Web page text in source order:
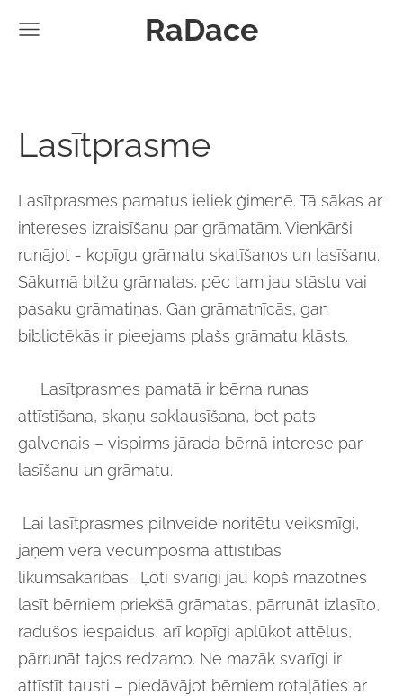
RaDace
Lasītprasme
Lasītprasmes pamatus ieliek ģimenē. Tā sākas ar
intereses izraisīšanu par grāmatām. Vienkārši
runājot - kopīgu grāmatu skatīšanos un lasīšanu.
Sākumā bilžu grāmatas, pēc tam jau stāstu vai
pasaku grāmatiņas. Gan grāmatnīcās, gan
bibliotēkās ir pieejams plašs grāmatu klāsts.
Lasītprasmes pamatā ir bērna runas
attīstīšana, skaņu saklausīšana, bet pats
galvenais – vispirms jārada bērnā interese par
lasīšanu un grāmatu.
Lai lasītprasmes pilnveide noritētu veiksmīgi,
jāņem vērā vecumposma attīstības
likumsakarības. Ļoti svarīgi jau kopš mazotnes
lasīt bērniem priekšā grāmatas, pārrunāt izlasīto,
radušos iespaidus, arī kopīgi aplūkot attēlus,
pārrunāt tajos redzamo. Ne mazāk svarīgi ir
attīstīt tausti – piedāvājot bērniem rotaļāties ar